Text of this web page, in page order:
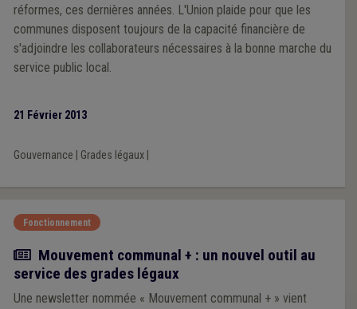
réformes, ces dernières années. L'Union plaide pour que les
communes disposent toujours de la capacité financière de
s'adjoindre les collaborateurs nécessaires à la bonne marche du
service public local.
21 Février 2013
Gouvernance Grades légaux|
Fonctionnement
Actualité
Mouvement communal + : un nouvel outil au
service des grades légaux
Une newsletter nommée « Mouvement communal + » vient